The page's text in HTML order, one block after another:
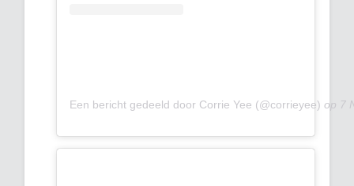
Een bericht gedeeld door Corrie Yee (@corrieyee) op 7